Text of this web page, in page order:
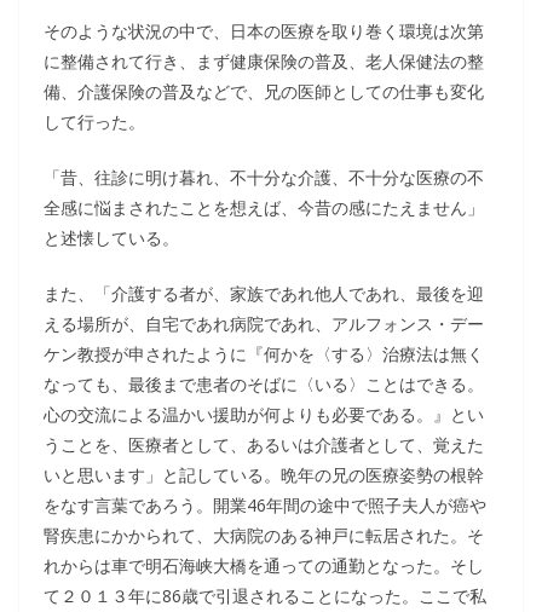
そのような状況の中で、日本の医療を取り巻く環境は次第
に整備されて行き、まず健康保険の普及、老人保健法の整
備、介護保険の普及などで、兄の医師としての仕事も変化
して行った。
「昔、往診に明け暮れ、不十分な介護、不十分な医療の不
全感に悩まされたことを想えば、今昔の感にたえません」
と述懐している。
また、「介護する者が、家族であれ他人であれ、最後を迎
える場所が、自宅であれ病院であれ、アルフォンス・デー
ケン教授が申されたように『何かを〈する〉治療法は無く
なっても、最後まで患者のそばに〈いる〉ことはできる。
心の交流による温かい援助が何よりも必要である。』とい
うことを、医療者として、あるいは介護者として、覚えた
いと思います」と記している。晩年の兄の医療姿勢の根幹
をなす言葉であろう。開業46年間の途中で照子夫人が癌や
腎疾患にかかられて、大病院のある神戸に転居された。そ
れからは車で明石海峡大橋を通っての通勤となった。そし
て２０１３年に86歳で引退されることになった。ここで私